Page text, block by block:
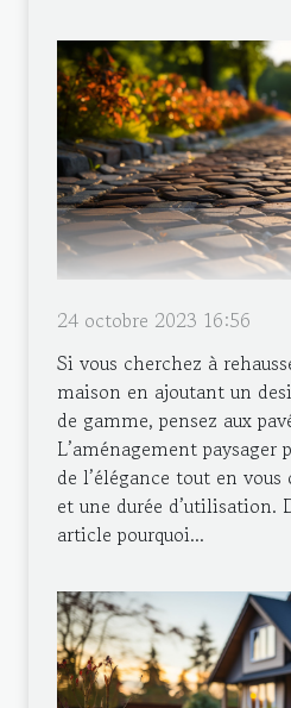
24 octobre 2023 16:56
Si vous cherchez à
maison en ajoutant un
de gamme, pensez aux
L’aménagement paysager
de l’élégance tout en
et une durée d’utilisation.
article pourquoi...